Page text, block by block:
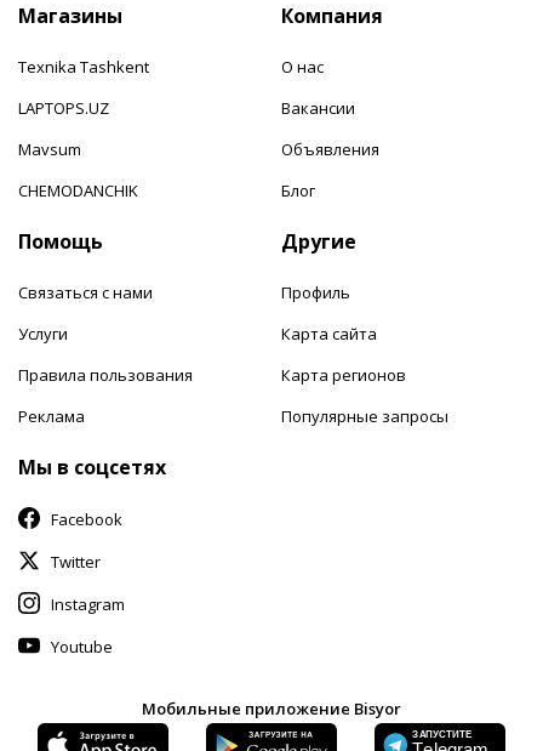
Магазины
Texnika Tashkent
LAPTOPS.UZ
Mavsum
CHEMODANCHIK
Компания
О нас
Вакансии
Объявления
Блог
Помощь
Связаться с нами
Услуги
Правила пользования
Реклама
Другие
Профиль
Карта сайта
Карта регионов
Популярные запросы
Мы в соцсетях
Facebook
Twitter
Instagram
Youtube
Мобильные приложение Bisyor